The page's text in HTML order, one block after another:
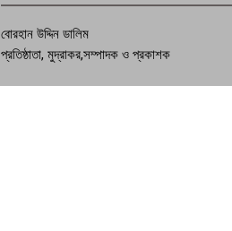
বোরহান উদ্দিন ডালিম
প্রতিষ্ঠাতা, মুদ্রাকর,সম্পাদক ও প্রকাশক